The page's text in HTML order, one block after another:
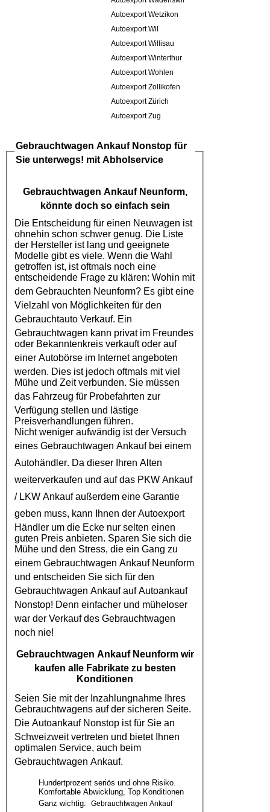
Autoexport Wetzikon
Autoexport Wil
Autoexport Willisau
Autoexport Winterthur
Autoexport Wohlen
Autoexport Zollikofen
Autoexport Zürich
Autoexport Zug
Gebrauchtwagen AnkaufNonstop für
Sie unterwegs! mit Abholservice
Gebrauchtwagen Ankauf Neunform,
könnte doch so einfach sein
Die Entscheidung für einen Neuwagen ist
ohnehin schon schwer genug. Die Liste
der Hersteller ist lang und geeignete
Modelle gibt es viele. Wenn die Wahl
getroffen ist, ist oftmals noch eine
entscheidende Frage zu klären: Wohin mit
dem Gebrauchten Neunform? Es gibt eine
Vielzahl von Möglichkeiten für den
Gebrauchtauto Verkauf. Ein
Gebrauchtwagen kann privat im Freundes
oder Bekanntenkreis verkauft oder auf
einer Autobörse im Internet angeboten
werden. Dies ist jedoch oftmals mit viel
Mühe und Zeit verbunden. Sie müssen
das Fahrzeug für Probefahrten zur
Verfügung stellen und lästige
Preisverhandlungen führen.
Nicht weniger aufwändig ist der Versuch
eines Gebrauchtwagen Ankaufbei einem
Autohändler. Da dieser Ihren Alten
weiterverkaufen und auf das PKW Ankauf
/ LKW Ankaufaußerdem eine Garantie
geben muss, kann Ihnen der Autoexport
Händler um die Ecke nur selten einen
guten Preis anbieten. Sparen Sie sich die
Mühe und den Stress, die ein Gang zu
einem Gebrauchtwagen Ankauf Neunform
und entscheiden Sie sich für den
Gebrauchtwagen AnkaufaufAutoankauf
Nonstop! Denn einfacher und müheloser
war der Verkauf des Gebrauchtwagen
noch nie!
Gebrauchtwagen Ankauf Neunformwir
kaufen alle Fabrikate zu besten
Konditionen
Seien Sie mit der Inzahlungnahme Ihres
Gebrauchtwagens auf der sicheren Seite.
Die AutoankaufNonstop ist für Sie an
Schweizweit vertreten und bietet Ihnen
optimalen Service, auch beim
Gebrauchtwagen Ankauf.
Hundertprozent seriös und ohne Risiko.
Komfortable Abwicklung, Top Konditionen
Ganz wichtig:
Gebrauchtwagen Ankauf